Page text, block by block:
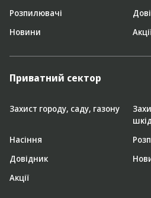
Розпилювачі
Новини
Приватний сектор
Захист городу, саду, газону
Насіння
Довідник
Акції